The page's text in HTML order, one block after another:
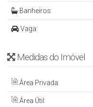
Jantar
- Mobília: Ficam
- 141 m² de área
EMPREENDIMENTO
Banheiros:
Vaga:
Medidas do Imóvel
Área Privada:
Área Útil: